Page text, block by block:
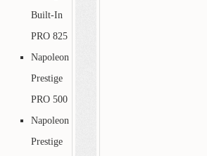
Built-In
PRO 825
Napoleon
Prestige
PRO 500
Napoleon
Prestige